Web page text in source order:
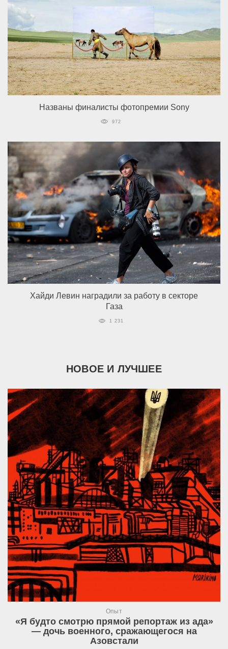
Названы финалисты фотопремии Sony
972
Хайди Левин наградили за работу в секторе
Газа
1 231
НОВОЕ И ЛУЧШЕЕ
Опыт
«Я будто смотрю прямой репортаж из ада»
— дочь военного, сражающегося на
Азовстали